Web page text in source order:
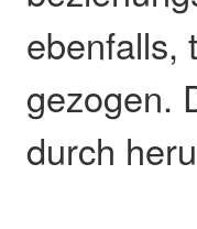
ebenfalls,
gezogen.
durch